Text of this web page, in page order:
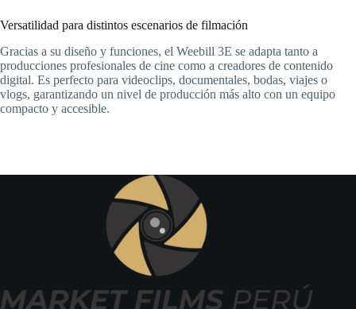
Versatilidad para distintos escenarios de filmación
Gracias a su diseño y funciones, el Weebill 3E se adapta tanto a
producciones profesionales de cine como a creadores de contenido
digital. Es perfecto para videoclips, documentales, bodas, viajes o
vlogs, garantizando un nivel de producción más alto con un equipo
compacto y accesible.